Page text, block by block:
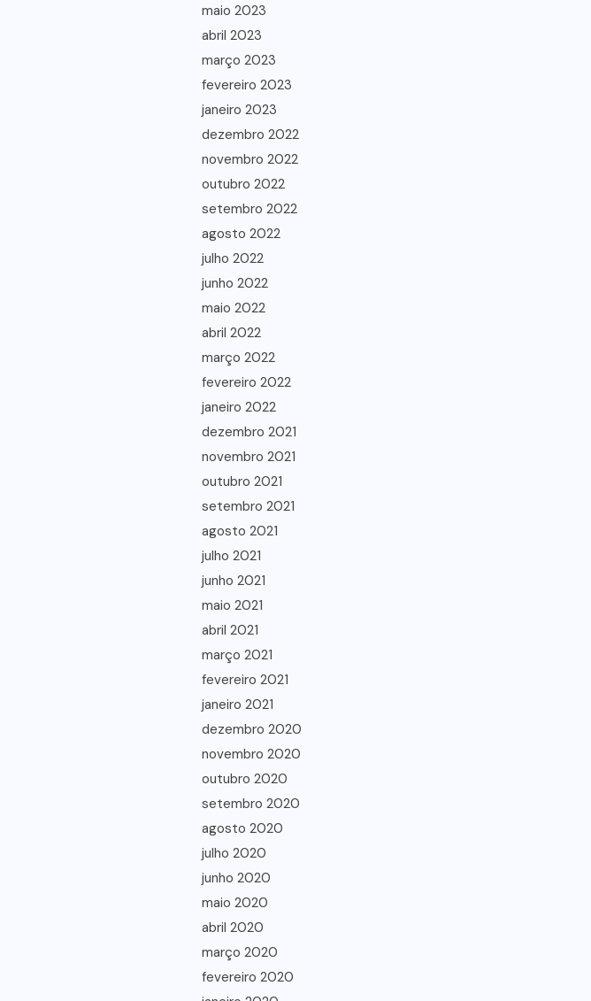
maio 2023
abril 2023
março 2023
fevereiro 2023
janeiro 2023
dezembro 2022
novembro 2022
outubro 2022
setembro 2022
agosto 2022
julho 2022
junho 2022
maio 2022
abril 2022
março 2022
fevereiro 2022
janeiro 2022
dezembro 2021
novembro 2021
outubro 2021
setembro 2021
agosto 2021
julho 2021
junho 2021
maio 2021
abril 2021
março 2021
fevereiro 2021
janeiro 2021
dezembro 2020
novembro 2020
outubro 2020
setembro 2020
agosto 2020
julho 2020
junho 2020
maio 2020
abril 2020
março 2020
fevereiro 2020